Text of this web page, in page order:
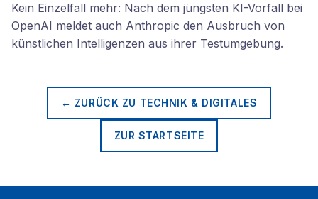
Kein Einzelfall mehr: Nach dem jüngsten KI-Vorfall bei
OpenAI meldet auch Anthropic den Ausbruch von
künstlichen Intelligenzen aus ihrer Testumgebung.
← ZURÜCK ZU TECHNIK & DIGITALES
ZUR STARTSEITE